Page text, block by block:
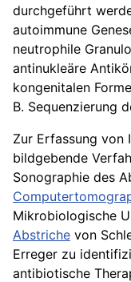
durchgeführt
autoimmune
neutrophile
antinukleäre
kongenitalen
B. Sequenzierung
Zur Erfassung von
bildgebende
Sonographie des
Mikrobiologische
Abstriche von
Erreger zu
antibiotische